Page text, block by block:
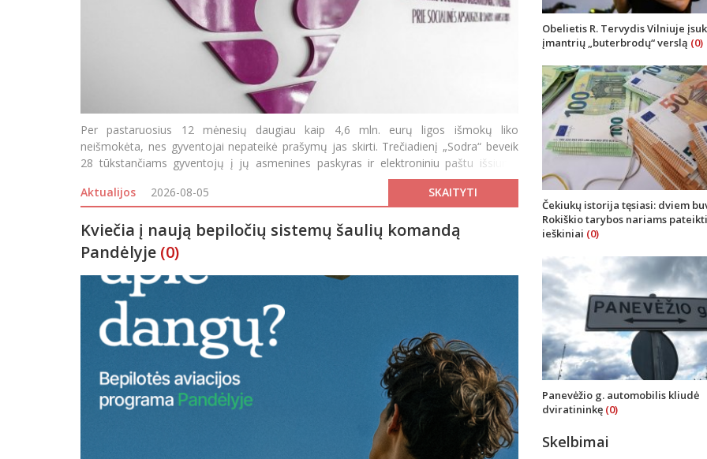
Per pastaruosius 12 mėnesių daugiau kaip 4,6 mln. eurų ligos išmokų liko
neišmokėta, nes gyventojai nepateikė prašymų jas skirti. Trečiadienį „Sodra“ beveik
28 tūkstančiams gyventojų į jų asmenines paskyras ir elektroniniu paštu išsiuntė
Aktualijos
2026-08-05 SKAITYTI
Kviečia į naują bepiločių sistemų šaulių komandą
Pandėlyje (0)
Obelietis R. Tervydis Vilniuje
įmantrių „buterbrodų“ verslą (0)
Čekiukų istorija tęsiasi: dviem
Rokiškio tarybos nariams pateikti
ieškiniai (0)
Panevėžio g. automobilis kliudė
dviratininkę (0)
Skelbimai